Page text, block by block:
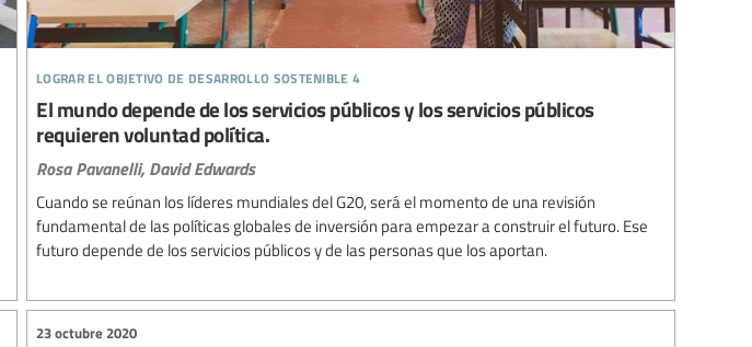
lograr el objetivo de desarrollo sostenible 4
El mundo depende de los servicios públicos y los servicios públicos
requieren voluntad política.
Rosa Pavanelli, David Edwards
Cuando se reúnan los líderes mundiales del G20, será el momento de una revisión
fundamental de las políticas globales de inversión para empezar a construir el futuro. Ese
futuro depende de los servicios públicos y de las personas que los aportan.
23 octubre 2020